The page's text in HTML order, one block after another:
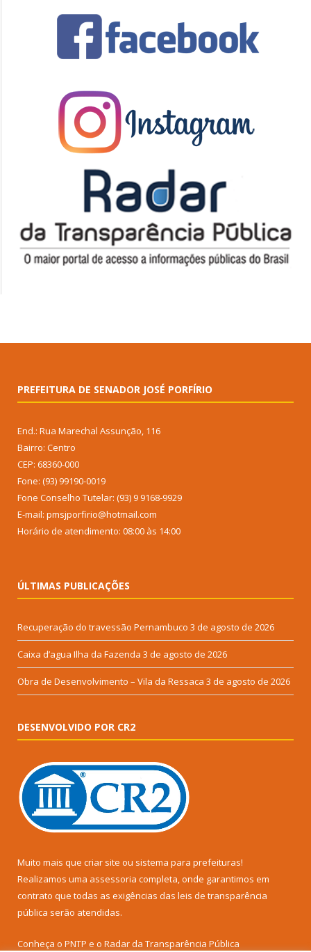
PREFEITURA DE SENADOR JOSÉ PORFÍRIO
End.: Rua Marechal Assunção, 116
Bairro: Centro
CEP: 68360-000
Fone: (93) 99190-0019
Fone Conselho Tutelar: (93) 9 9168-9929
E-mail: pmsjporfirio@hotmail.com
Horário de atendimento: 08:00 às 14:00
ÚLTIMAS PUBLICAÇÕES
Recuperação do travessão Pernambuco 3 de agosto de 2026
Caixa d’agua Ilha da Fazenda 3 de agosto de 2026
Obra de Desenvolvimento – Vila da Ressaca 3 de agosto de 2026
DESENVOLVIDO POR CR2
Muito mais que criar site ou sistema para prefeituras!
Realizamos uma assessoria completa, onde garantimos em
contrato que todas as exigências das leis de transparência
pública serão atendidas.
Conheça o PNTP e o Radar da Transparência Pública